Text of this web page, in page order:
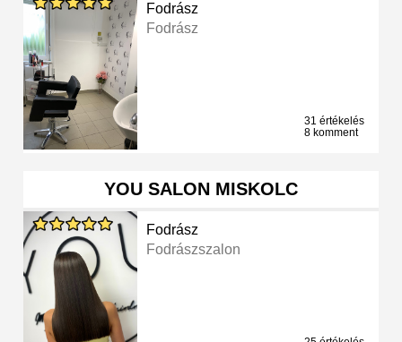
Fodrász
Fodrász
31 értékelés
8 komment
YOU SALON MISKOLC
Fodrász
Fodrászszalon